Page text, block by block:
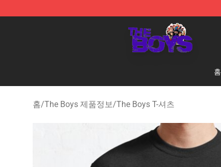
The Boys Store - Official The Boys Merchandise Shop
홈
홈/The Boys 제품정보/The Boys T-셔츠